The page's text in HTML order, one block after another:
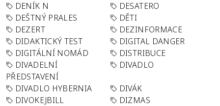
DENÍK N
DESATERO
DEŠTNÝ PRALES
DĚTI
DEZERT
DEZINFORMACE
DIDAKTICKÝ TEST
DIGITAL DANGER
DIGITÁLNÍ NOMÁD
DISTRIBUCE
DIVADELNÍ
PŘEDSTAVENÍ
DIVADLO
DIVADLO HYBERNIA
DIVÁK
DIVOKEJBILL
DIZMAS